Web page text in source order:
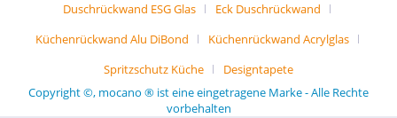
Duschrückwand ESG Glas
Eck Duschrückwand
Küchenrückwand Alu DiBond
Küchenrückwand Acrylglas
Spritzschutz Küche
Designtapete
Copyright ©, mocano ® ist eine eingetragene Marke - Alle Rechte
vorbehalten